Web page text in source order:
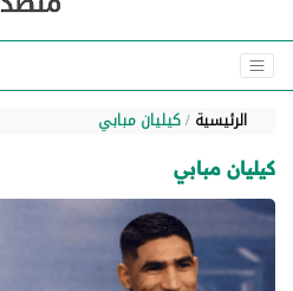
الرئيسية كيليان مبابي
كيليان مبابي